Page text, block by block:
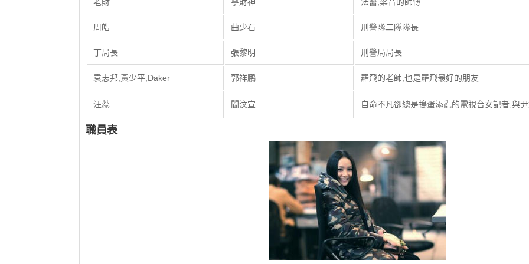
周皓 曲少石 刑警隊二隊隊長
丁局長 張黎明 刑警局局長
袁志邦,黃少平,Daker 郭祥鵬 羅飛的老師,也是羅飛最好的朋友
汪蕊 閻汶宣 自命不凡卻總是搗蛋添亂的電視台女記者,與
職員表